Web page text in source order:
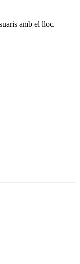
amb el lloc.